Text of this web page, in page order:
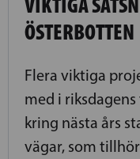
ÖSTERBOTTEN
Flera viktiga
med i
kring nästa års
vägar, som